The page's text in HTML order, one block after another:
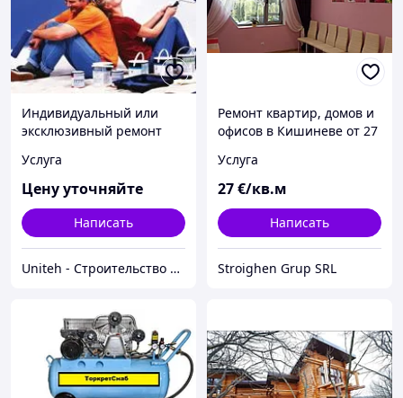
Индивидуальный или
эксклюзивный ремонт
Услуга
Цену уточняйте
Написать
Uniteh - Строительство и ремонт
Ремонт квартир, домов и
офисов в Кишиневе от 27
Услуга
27€/кв.м
Написать
Stroighen Grup SRL